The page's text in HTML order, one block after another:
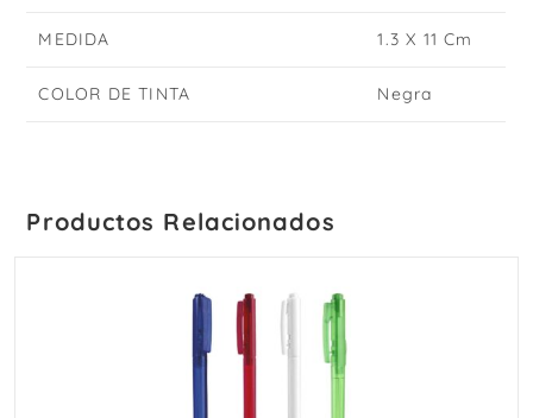
MEDIDA 1.3 X 11 Cm
COLOR DE TINTA Negra
Productos Relacionados